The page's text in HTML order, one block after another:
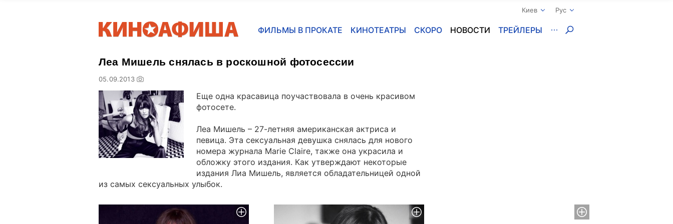
Киев Рус
ФИЛЬМЫ В ПРОКАТЕ КИНОТЕАТРЫ СКОРО НОВОСТИ ТРЕЙЛЕРЫ
Леа Мишель снялась в роскошной фотосессии
05.09.2013
Еще одна красавица поучаствовала в очень красивом
фотосете.
Леа Мишель – 27-летняя американская актриса и
певица. Эта сексуальная девушка снялась для нового
номера журнала Marie Claire, также она украсила и
обложку этого издания. Как утверждают некоторые
издания Лиа Мишель, является обладательницей одной
из самых сексуальных улыбок.